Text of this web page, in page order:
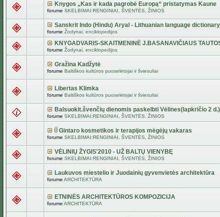
Knygos „Kas ir kada pagrobė Europą“ pristatymas Kaune
forume SKELBIMAI:RENGINIAI, ŠVENTĖS, ŽINIOS
Sanskrit Indo (Hindu) Aryal - Lithuanian language dictionary
forume Žodynai, enciklopedijos
KNYGADVARIS-SKAITMENINĖ J.BASANAVIČIAUS
forume Žodynai, enciklopedijos
Gražina Kadžytė
forume Baltiškos kultūros puoselėtojai ir šviesuliai
Libertas Klimka
forume Baltiškos kultūros puoselėtojai ir šviesuliai
Balsuokit.švenčių dienomis paskelbti Vėlines(lapkričio 2 d.)
forume SKELBIMAI:RENGINIAI, ŠVENTĖS, ŽINIOS
Gintaro kosmetikos ir terapijos mėgėjų vakaras
forume SKELBIMAI:RENGINIAI, ŠVENTĖS, ŽINIOS
VĖLINIŲ ŽYGIS'2010 - UŽ BALTŲ VIENYBĘ
forume SKELBIMAI:RENGINIAI, ŠVENTĖS, ŽINIOS
Laukuvos miestelio ir Juodainių gyvenvietės architektūra
forume ARCHITEKTŪRA
ETNINĖS ARCHITEKTŪROS KOMPOZICIJA
forume ARCHITEKTŪRA